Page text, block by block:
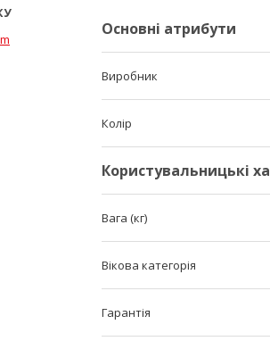
Основні атрибути
Виробник
Колір
Користувальницькі
Вага (кг)
Вікова категорія
Гарантія